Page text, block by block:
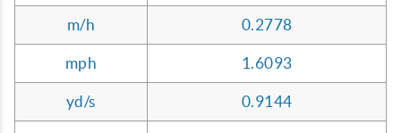
m/h 0.2778
mph 1.6093
yd/s 0.9144